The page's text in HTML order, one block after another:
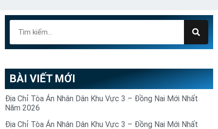
BÀI VIẾT MỚI
Địa Chỉ Tòa Án Nhân Dân Khu Vực 3 – Đồng Nai Mới Nhất
Năm 2026
Địa Chỉ Tòa Án Nhân Dân Khu Vực 3 – Đồng Nai Mới Nhất